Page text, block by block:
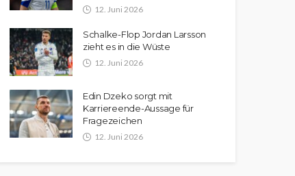
12. Juni 2026
Schalke-Flop Jordan Larsson
zieht es in die Wüste
12. Juni 2026
Edin Dzeko sorgt mit
Karriereende-Aussage für
Fragezeichen
12. Juni 2026